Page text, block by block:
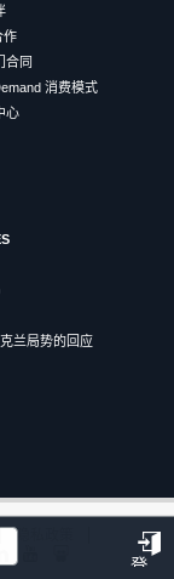
登
作
合同
消费模式
心
兰局势的回应
隐私政策